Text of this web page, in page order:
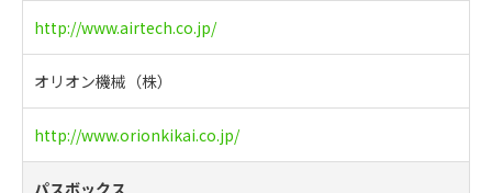
http://www.airtech.co.jp/
オリオン機械（株）
http://www.orionkikai.co.jp/
パスボックス